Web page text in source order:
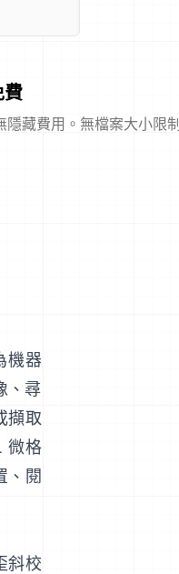
費
隱藏費用。無檔案大小限制
機器
、尋
擷取
微格
、閱
斜校